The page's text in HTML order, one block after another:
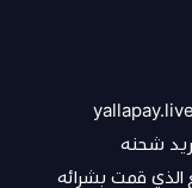
الذي قمت بشرائه